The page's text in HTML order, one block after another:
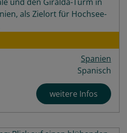
Spanien
Spanisch
weitere Infos